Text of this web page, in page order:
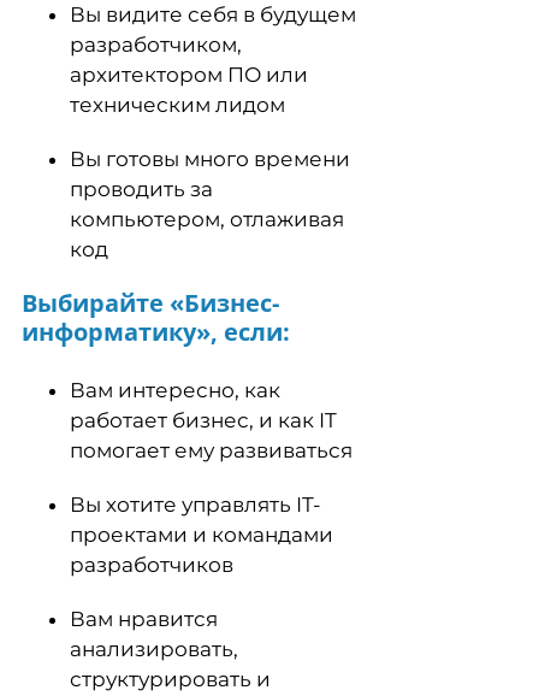
Вы видите себя в будущем
разработчиком,
архитектором ПО или
техническим лидом
Вы готовы много времени
проводить за
компьютером, отлаживая
код
Выбирайте «Бизнес-
информатику», если:
Вам интересно, как
работает бизнес, и как IT
помогает ему развиваться
Вы хотите управлять IT-
проектами и командами
разработчиков
Вам нравится
анализировать,
структурировать и